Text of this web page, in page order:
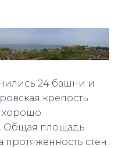
24 башни и
крепость
хорошо
Общая площадь
протяженность стен